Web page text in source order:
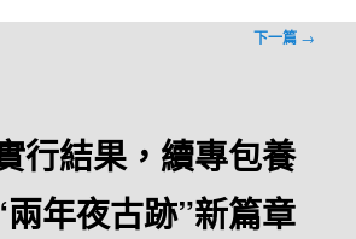
下一篇 →
行結果，續專包養
年夜古跡”新篇章